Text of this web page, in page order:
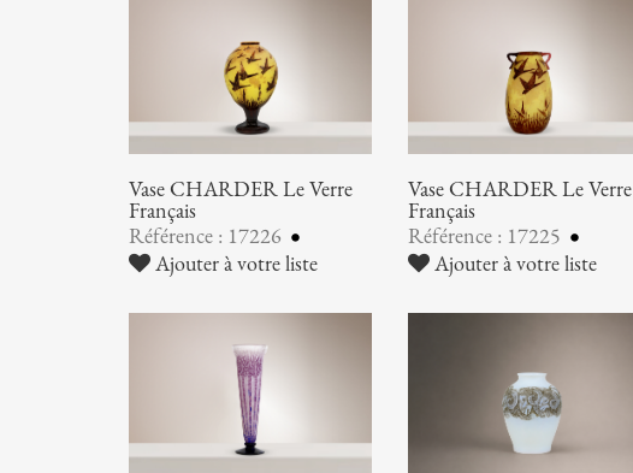
Vase CHARDER Le Verre
Français
Référence : 17226
Ajouter à votre liste
Vase CHARDER Le Verre
Français
Référence : 17225
Ajouter à votre liste